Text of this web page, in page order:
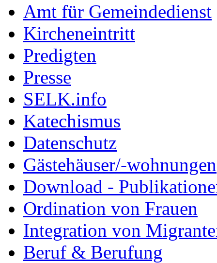
Amt für Gemeindedienst
Kircheneintritt
Predigten
Presse
SELK.info
Katechismus
Datenschutz
Gästehäuser/-wohnungen
Download -
Ordination von Frauen
Integration von
Beruf & Berufung